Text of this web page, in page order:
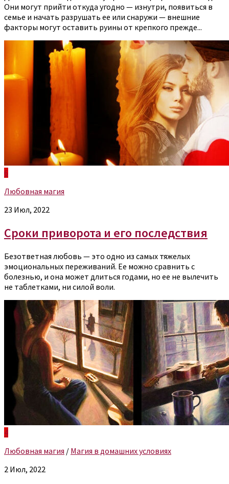
Они могут прийти откуда угодно — изнутри, появиться в
семье и начать разрушать ее или снаружи — внешние
факторы могут оставить руины от крепкого прежде...
6
Любовная магия
23 Июл, 2022
Сроки приворота и его последствия
Безответная любовь — это одно из самых тяжелых
эмоциональных переживаний. Ее можно сравнить с
болезнью, и она может длиться годами, но ее не вылечить
не таблетками, ни силой воли.
4
Любовная магия / Магия в домашних условиях
2 Июл, 2022